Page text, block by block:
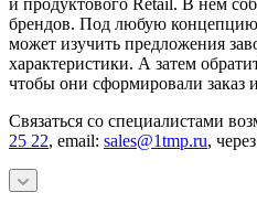
брендов. Под любую
может изучить предложения
характеристики. А затем
чтобы они сформировали заказ
Связаться со специалистами
25 22, email: sales@1tmp.ru,